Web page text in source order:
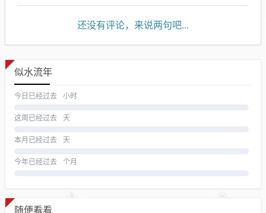
还没有评论，来说两句吧...
似水流年
今日已经过去 小时
这周已经过去 天
本月已经过去 天
今年已经过去 个月
随便看看